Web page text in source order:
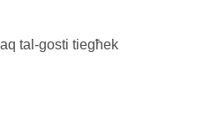
tal-gosti tiegħek